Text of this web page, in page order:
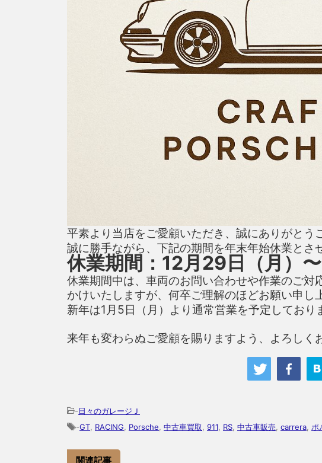
平素より当店をご愛顧いただき、誠にありがとう
誠に勝手ながら、下記の期間を年末年始休業とさ
休業期間：12月29日（月）〜
休業期間中は、車両のお問い合わせや作業のご
かけいたしますが、何卒ご理解のほどお願い申し
新年は1月5日（月）より通常営業を予定しており
来年も変わらぬご愛顧を賜りますよう、よろしく
-日々のガレージＪ
-GT, RACING, Porsche, 中古車買取, 911, RS, 中古車販売, carrera, ポ
関連記事